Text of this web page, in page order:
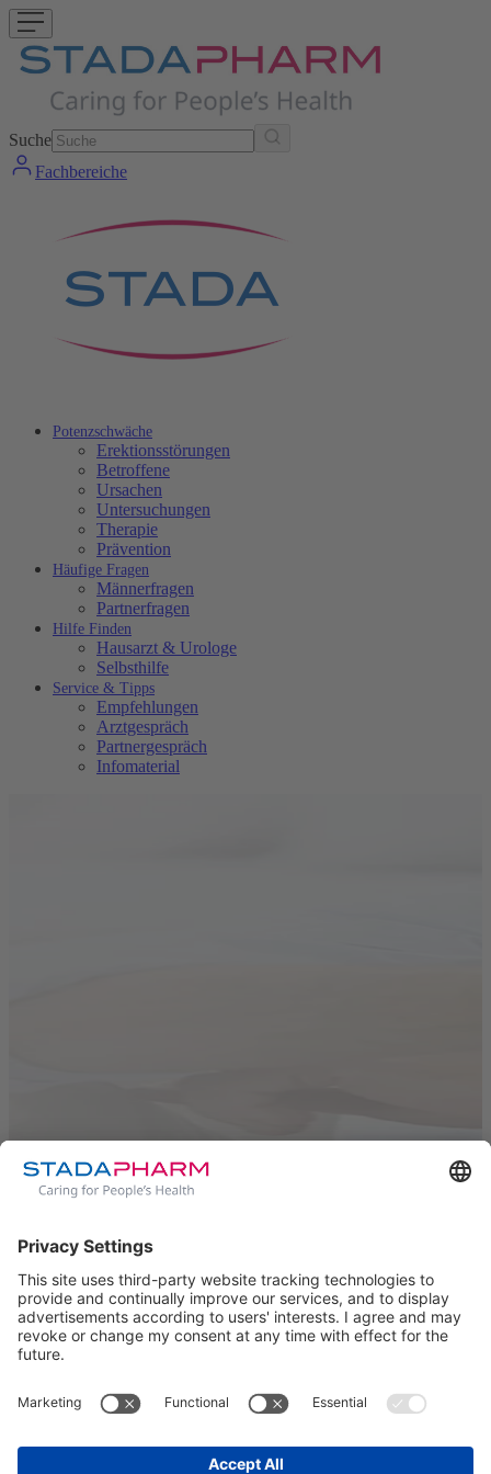
Suche
Fachbereiche
Potenzschwäche
Erektionsstörungen
Betroffene
Ursachen
Untersuchungen
Therapie
Prävention
Häufige Fragen
Männerfragen
Partnerfragen
Hilfe Finden
Hausarzt & Urologe
Selbsthilfe
Service & Tipps
Empfehlungen
Arztgespräch
Partnergespräch
Infomaterial
Kein Suchbegriff
Unbeschwert Lieben
Downloads